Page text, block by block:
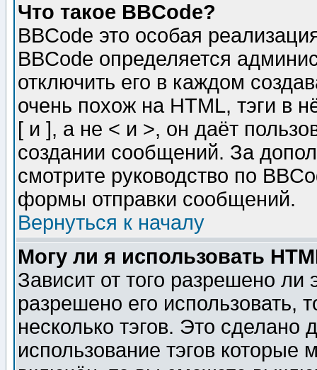
Что такое BBCode?
BBCode это особая
BBCode определяется
отключить его в каждом
очень похож на HTML, тэги в
[ и ], а не < и >, он даёт
создании сообщений. За
смотрите руководство по
формы отправки сообщений.
Вернуться к началу
Могу ли я использовать
Зависит от того разрешено
разрешено его использовать,
несколько тэгов. Это сделано
использование тэгов